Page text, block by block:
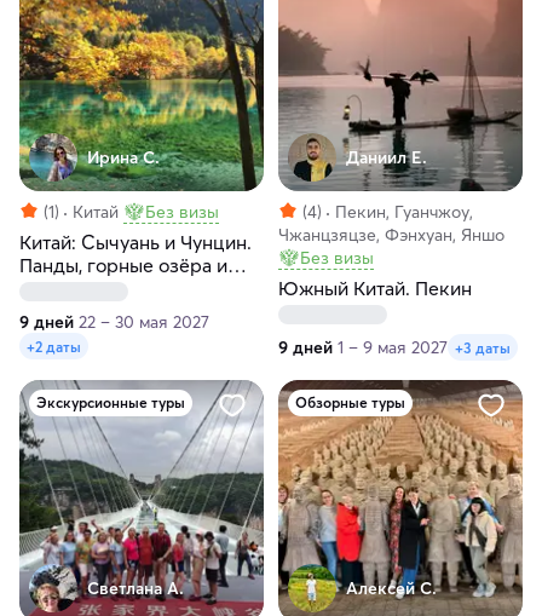
Ирина С.
(1) Китай Без визы
Китай: Сычуань и Чунцин.
Панды, горные озёра и
9 дней 22 – 30 мая 2027
+2 даты
Даниил Е.
(4)
Пекин, Гуанчжоу,
Чжанцзяцзе, Фэнхуан, Яншо
Без визы
Южный Китай. Пекин
9 дней 1 – 9 мая 2027 +3 даты
Экскурсионные туры
Светлана А.
Обзорные туры
Алексей С.